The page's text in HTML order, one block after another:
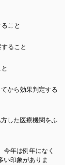
こと
ること
から効果判定する
した医療機関をふ
今年は例年になく
い印象がありま